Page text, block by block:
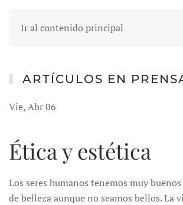
Ir al contenido principal
ARTÍCULOS EN
Vie, Abr 06
Ética y estética
Los seres humanos tenemos muy
de belleza aunque no seamos bellos. La